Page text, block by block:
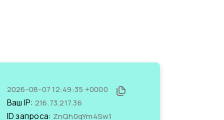
2026-08-07 12:49:35 +0000
Ваш IP: 216.73.217.36
ID запроса: ZnQh0qYm4Sw1